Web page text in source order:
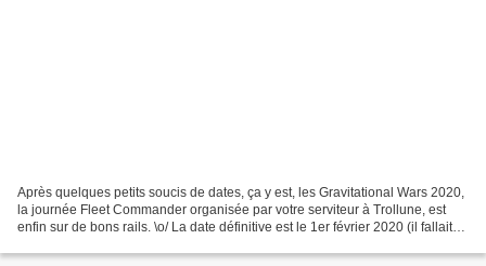
Après quelques petits soucis de dates, ça y est, les Gravitational Wars 2020,
la journée Fleet Commander organisée par votre serviteur à Trollune, est
enfin sur de bons rails. \o/ La date définitive est le 1er février 2020 (il fallait